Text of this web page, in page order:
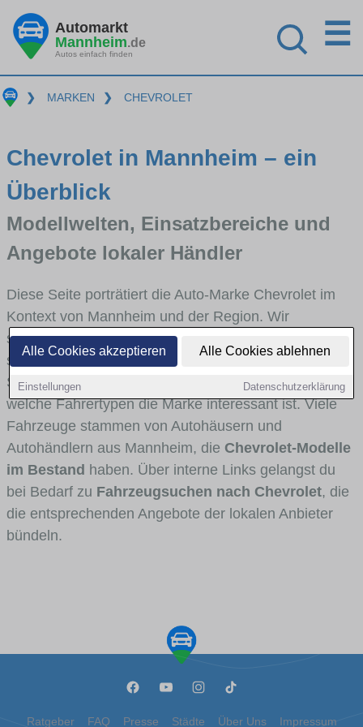
Alle Cookies akzeptieren Alle Cookies ablehnen
Einstellungen Datenschutzerklärung
Automarkt
Mannheim.de
Autos einfach finden
☰
❯ MARKEN ❯ CHEVROLET
Chevrolet in Mannheim – ein
Überblick
Modellwelten, Einsatzbereiche und
Angebote lokaler Händler
Diese Seite porträtiert die Auto-Marke Chevrolet im
Kontext von Mannheim und der Region. Wir
skizzieren, in welchen Fahrzeugklassen Chevrolet
stark vertreten ist, welche Modellreihen häufig im
Stadt- und Umlandverkehr zu sehen sind und für
welche Fahrertypen die Marke interessant ist. Viele
Fahrzeuge stammen von Autohäusern und
Autohändlern aus Mannheim, die Chevrolet-Modelle
im Bestand haben. Über interne Links gelangst du
bei Bedarf zu Fahrzeugsuchen nach Chevrolet, die
die entsprechenden Angebote der lokalen Anbieter
bündeln.
Ratgeber FAQ Presse Städte Über Uns Impressum